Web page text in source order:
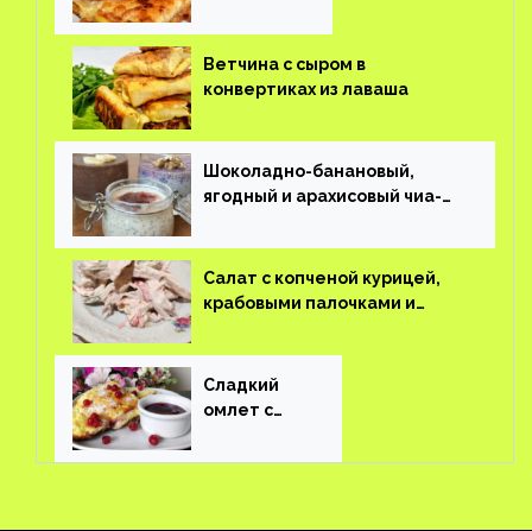
Ветчина с сыром в
конвертиках из лаваша
Шоколадно-банановый,
ягодный и арахисовый чиа-
Салат с копченой курицей,
крабовыми палочками и
Сладкий
омлет с